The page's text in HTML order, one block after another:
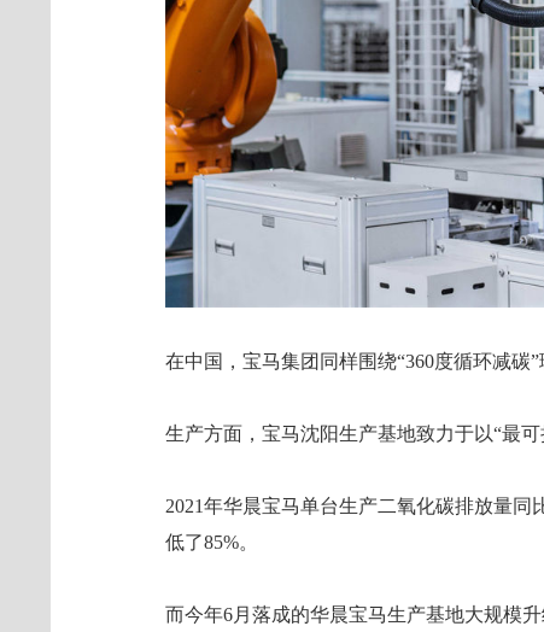
在中国，宝马集团同样围绕“360度循环减碳”
生产方面，宝马沈阳生产基地致力于以“最可
2021年华晨宝马单台生产二氧化碳排放量同
低了85%。
而今年6月落成的华晨宝马生产基地大规模